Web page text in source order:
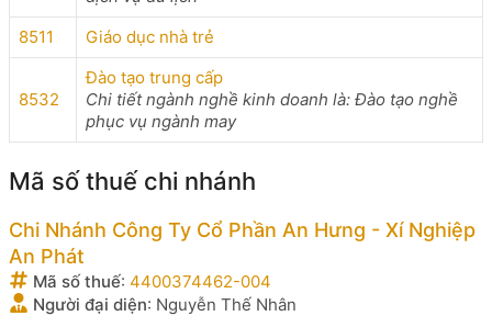
8511
Giáo dục nhà trẻ
8532
Đào tạo trung cấp
Chi tiết ngành nghề kinh doanh là: Đào tạo nghề
phục vụ ngành may
Mã số thuế chi nhánh
Chi Nhánh Công Ty Cổ Phần An Hưng - Xí Nghiệp
An Phát
Mã số thuế: 4400374462-004
Người đại diện: Nguyễn Thế Nhân